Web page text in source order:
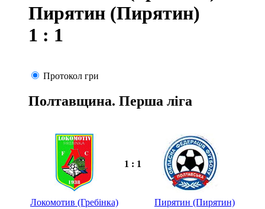
Пирятин (Пирятин)
1 : 1
Протокол гри
Полтавщина. Перша ліга
1 : 1
Локомотив (Гребінка)
Пирятин (Пирятин)